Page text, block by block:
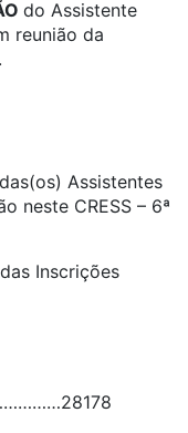
do Assistente
reunião da
Assistentes
neste CRESS – 6ª
Inscrições
28178